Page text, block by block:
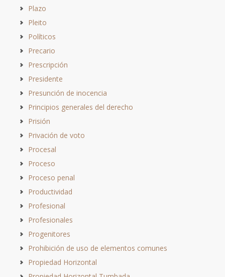
Plazo
Pleito
Políticos
Precario
Prescripción
Presidente
Presunción de inocencia
Principios generales del derecho
Prisión
Privación de voto
Procesal
Proceso
Proceso penal
Productividad
Profesional
Profesionales
Progenitores
Prohibición de uso de elementos comunes
Propiedad Horizontal